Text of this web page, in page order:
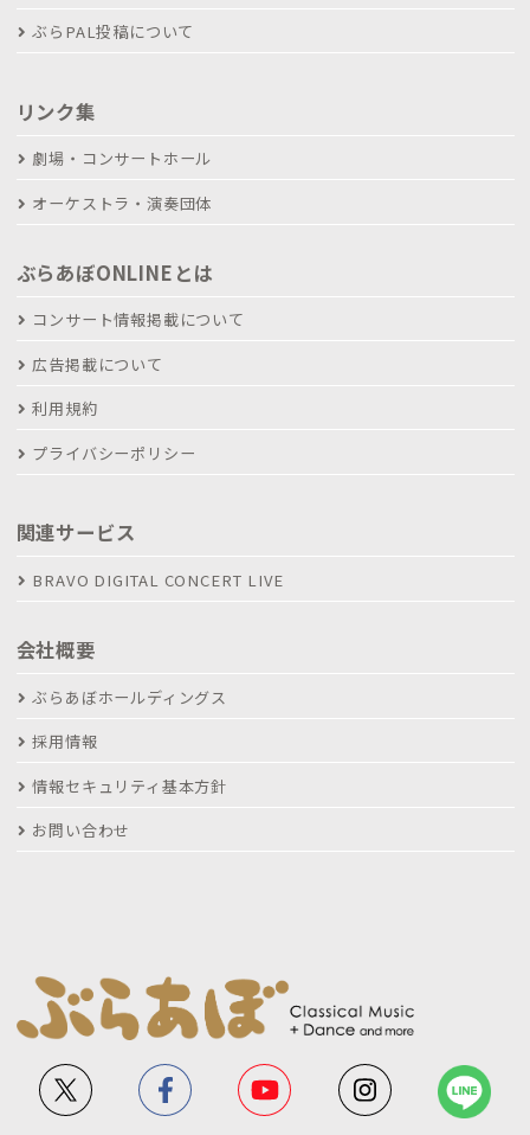
ぶらPAL投稿について
リンク集
劇場・コンサートホール
オーケストラ・演奏団体
ぶらあぼONLINEとは
コンサート情報掲載について
広告掲載について
利用規約
プライバシーポリシー
関連サービス
BRAVO DIGITAL CONCERT LIVE
会社概要
ぶらあぼホールディングス
採用情報
情報セキュリティ基本方針
お問い合わせ